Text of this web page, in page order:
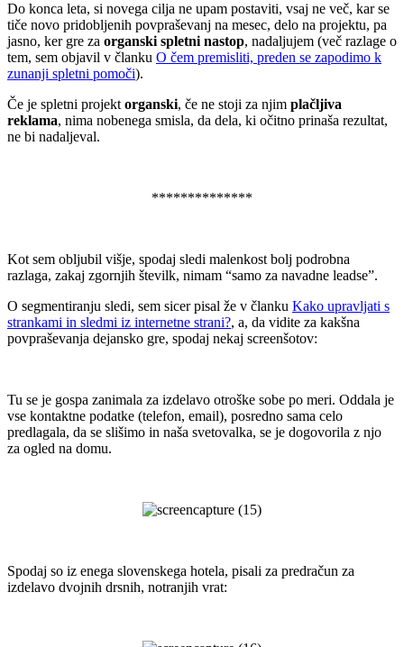
Do konca leta, si novega cilja ne upam postaviti, vsaj ne več, kar se
tiče novo pridobljenih povpraševanj na mesec, delo na projektu, pa
jasno, ker gre za organski spletni nastop, nadaljujem (več razlage o
tem, sem objavil v članku O čem premisliti, preden se zapodimo k
zunanji spletni pomoči).
Če je spletni projekt organski, če ne stoji za njim plačljiva
reklama, nima nobenega smisla, da dela, ki očitno prinaša rezultat,
ne bi nadaljeval.
**************
Kot sem obljubil višje, spodaj sledi malenkost bolj podrobna
razlaga, zakaj zgornjih številk, nimam “samo za navadne leadse”.
O segmentiranju sledi, sem sicer pisal že v članku Kako upravljati s
strankami in sledmi iz internetne strani?, a, da vidite za kakšna
povpraševanja dejansko gre, spodaj nekaj screenšotov:
Tu se je gospa zanimala za izdelavo otroške sobe po meri. Oddala je
vse kontaktne podatke (telefon, email), posredno sama celo
predlagala, da se slišimo in naša svetovalka, se je dogovorila z njo
za ogled na domu.
Spodaj so iz enega slovenskega hotela, pisali za predračun za
izdelavo dvojnih drsnih, notranjih vrat: